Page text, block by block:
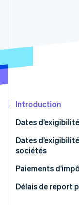
Atlas
Climate
Vérification de
Découvrez
Introduction
Dates
Dates
sociétés
Paiements
Qui est concerné
Délais de report